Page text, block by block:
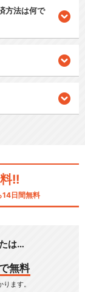
方法は何で
!!
14日間無料
は…
無料
ます。